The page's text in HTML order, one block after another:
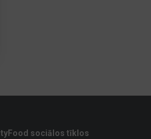
sociālos tīklos